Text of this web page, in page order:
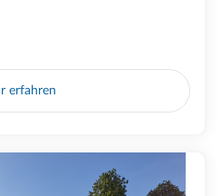
erfahren